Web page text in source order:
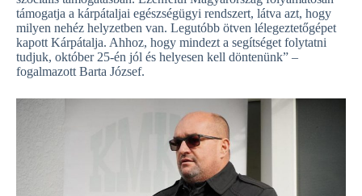
támogatja a kárpátaljai egészségügyi rendszert, látva azt, hogy
milyen nehéz helyzetben van. Legutóbb ötven lélegeztetőgépet
kapott Kárpátalja. Ahhoz, hogy mindezt a segítséget folytatni
tudjuk, október 25-én jól és helyesen kell döntenünk” –
fogalmazott Barta József.